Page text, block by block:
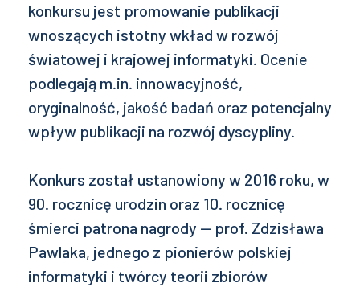
konkursu jest promowanie publikacji
wnoszących istotny wkład w rozwój
światowej i krajowej informatyki. Ocenie
podlegają m.in. innowacyjność,
oryginalność, jakość badań oraz potencjalny
wpływ publikacji na rozwój dyscypliny.
Konkurs został ustanowiony w 2016 roku, w
90. rocznicę urodzin oraz 10. rocznicę
śmierci patrona nagrody — prof. Zdzisława
Pawlaka, jednego z pionierów polskiej
informatyki i twórcy teorii zbiorów